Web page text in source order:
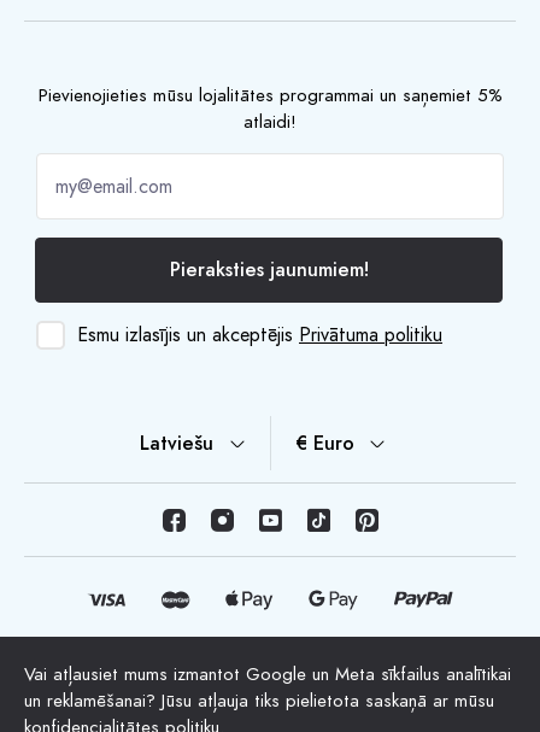
Pievienojieties mūsu lojalitātes programmai un saņemiet 5%
atlaidi!
Pieraksties jaunumiem!
Esmu izlasījis un akceptējis Privātuma politiku
Latviešu € Euro
© Autortiesības 2026 HappyMoon, S.L.U. - happymoon.com
"HappyMoon®", "Peltes®" un visi uzņēmuma logotipi ir
Vai atļausiet mums izmantot Google un Meta sīkfailus analītikai
un reklamēšanai? Jūsu atļauja tiks pielietota saskaņā ar mūsu